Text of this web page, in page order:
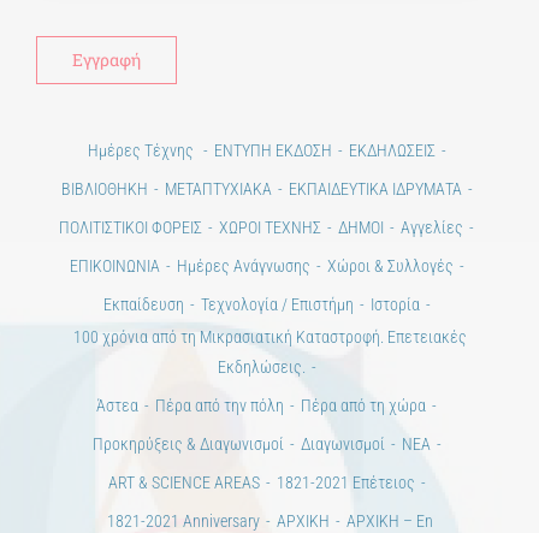
Ημέρες Τέχνης ΕΝΤΥΠΗ ΕΚΔΟΣΗ
ΕΚΔΗΛΩΣΕΙΣ
ΒΙΒΛΙΟΘΗΚΗ
ΜΕΤΑΠΤΥΧΙΑΚΑ
ΕΚΠΑΙΔΕΥΤΙΚΑ ΙΔΡΥΜΑΤΑ
ΠΟΛΙΤΙΣΤΙΚΟΙ ΦΟΡΕΙΣ
ΧΩΡΟΙ ΤΕΧΝΗΣ ΔΗΜΟΙ
Αγγελίες
ΕΠΙΚΟΙΝΩΝΙΑ
Ημέρες Ανάγνωσης
Χώροι & Συλλογές
Εκπαίδευση
Τεχνολογία / Επιστήμη
Ιστορία
100 χρόνια από τη Μικρασιατική Καταστροφή. Επετειακές
Εκδηλώσεις.
Άστεα
Πέρα από την πόλη
Πέρα από τη χώρα
Προκηρύξεις & Διαγωνισμοί
Διαγωνισμοί
ΝΕΑ
ART & SCIENCE AREAS
1821-2021 Επέτειος
1821-2021 Anniversary
ΑΡΧΙΚΗ ΑΡΧΙΚΗ – En